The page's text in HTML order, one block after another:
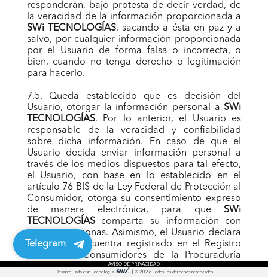
responderán, bajo protesta de decir verdad, de
la veracidad de la información proporcionada a
SWi TECNOLOGÍAS, sacando a ésta en paz y a
salvo, por cualquier información proporcionada
por el Usuario de forma falsa o incorrecta, o
bien, cuando no tenga derecho o legitimación
para hacerlo.
7.5. Queda establecido que es decisión del
Usuario, otorgar la información personal a SWi
TECNOLOGÍAS. Por lo anterior, el Usuario es
responsable de la veracidad y confiabilidad
sobre dicha información. En caso de que el
Usuario decida enviar información personal a
través de los medios dispuestos para tal efecto,
el Usuario, con base en lo establecido en el
artículo 76 BIS de la Ley Federal de Protección al
Consumidor, otorga su consentimiento expreso
de manera electrónica, para que SWi
TECNOLOGÍAScomparta su información con
terceras personas. Asimismo, el Usuario declara
que no se encuentra registrado en el Registro
Público de Consumidores de la Procuraduría
Federal del Consumidor, y en caso de
Telegram
AVISO DE PRIVACIDAD
Desarrollado con Tecnología
| ® 2026 Todos los derechos reservados